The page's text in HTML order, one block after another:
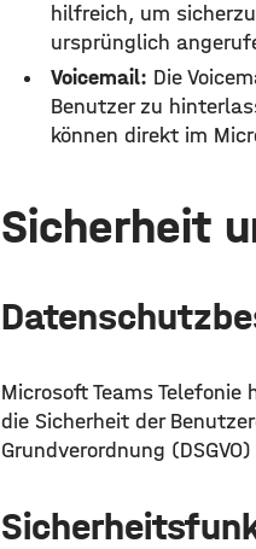
hilfreich, um
ursprünglich
Voicemail: Die
Benutzer zu
können direkt im
Sicherheit
Microsoft Teams
die Sicherheit der
Grundverordnung